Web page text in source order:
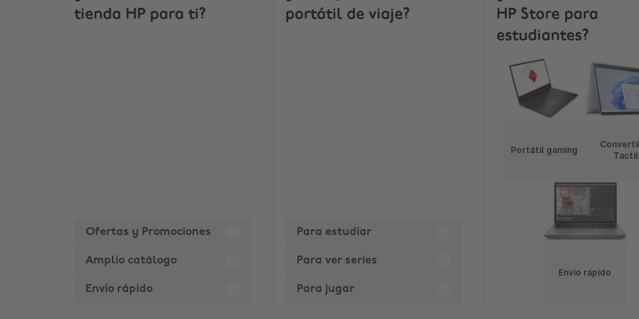
tienda HP para ti?
Ofertas y Promociones
Amplio catálogo
Envío rápido
portátil de viaje?
Para estudiar
Para ver series
Para jugar
HP Store para
estudiantes?
Portátil gaming
Tactil
Envío rápido